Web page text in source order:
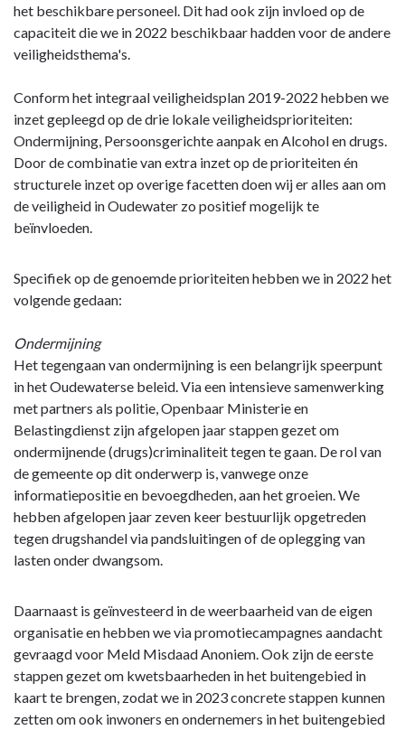
het beschikbare personeel. Dit had ook zijn invloed op de
capaciteit die we in 2022 beschikbaar hadden voor de andere
veiligheidsthema's.
Conform het integraal veiligheidsplan 2019-2022 hebben we
inzet gepleegd op de drie lokale veiligheidsprioriteiten:
Ondermijning, Persoonsgerichte aanpak en Alcohol en drugs.
Door de combinatie van extra inzet op de prioriteiten én
structurele inzet op overige facetten doen wij er alles aan om
de veiligheid in Oudewater zo positief mogelijk te
beïnvloeden.
Specifiek op de genoemde prioriteiten hebben we in 2022 het
volgende gedaan:
Ondermijning
Het tegengaan van ondermijning is een belangrijk speerpunt
in het Oudewaterse beleid. Via een intensieve samenwerking
met partners als politie, Openbaar Ministerie en
Belastingdienst zijn afgelopen jaar stappen gezet om
ondermijnende (drugs)criminaliteit tegen te gaan. De rol van
de gemeente op dit onderwerp is, vanwege onze
informatiepositie en bevoegdheden, aan het groeien. We
hebben afgelopen jaar zeven keer bestuurlijk opgetreden
tegen drugshandel via pandsluitingen of de oplegging van
lasten onder dwangsom.
Daarnaast is geïnvesteerd in de weerbaarheid van de eigen
organisatie en hebben we via promotiecampagnes aandacht
gevraagd voor Meld Misdaad Anoniem. Ook zijn de eerste
stappen gezet om kwetsbaarheden in het buitengebied in
kaart te brengen, zodat we in 2023 concrete stappen kunnen
zetten om ook inwoners en ondernemers in het buitengebied